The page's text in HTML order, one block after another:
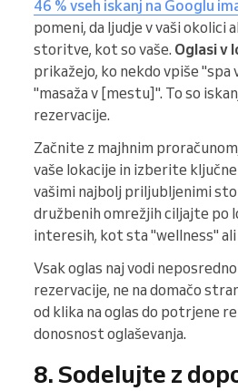
46 % vseh iskanj na Googlu
pomeni, da ljudje v vaši okolici
storitve, kot so vaše. Oglasi v
prikažejo, ko nekdo vpiše "spa
"masaža v [mestu]". To so
rezervacije.
Začnite z majhnim
vaše lokacije in izberite
vašimi najbolj priljubljenimi
družbenih omrežjih ciljajte po
interesih, kot sta "wellness" ali
Vsak oglas naj vodi
rezervacije, ne na domačo
od klika na oglas do potrjene
donosnost oglaševanja.
8. Sodelujte z